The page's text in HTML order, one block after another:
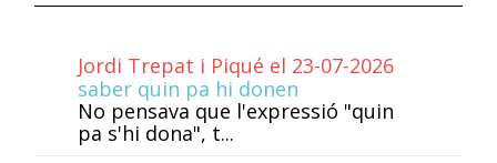
Jordi Trepat i Piqué el 23-07-2026
saber quin pa hi donen
No pensava que l'expressió "quin
pa s'hi dona", t...